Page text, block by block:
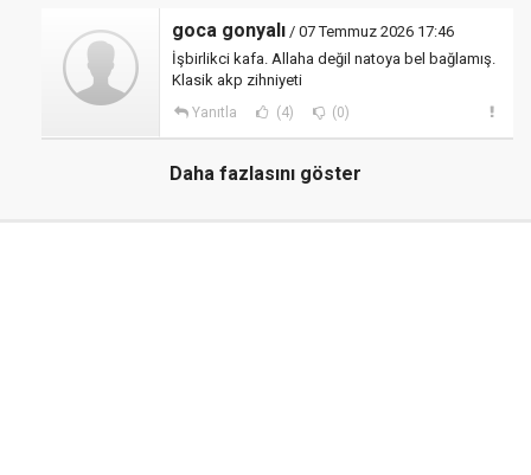
goca gonyalı / 07 Temmuz 2026 17:46
İşbirlikci kafa. Allaha değil natoya bel bağlamış.
Klasik akp zihniyeti
Yanıtla (4) (0)
Daha fazlasını göster